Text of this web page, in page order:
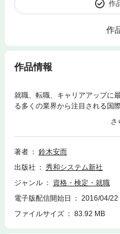
作
作
作品情報
就職、転職、キャリアアップに
る多くの業界から注目される国
任者によるPMP（プロジェクト
一発合格への最短教科書です。
く対応し、タスクの要点+ワン
な図解で複雑な概念や難解用語
著者
鈴木安而
出版社
秀和システム新社
ジャンル
資格・検定・就職
電子版配信開始日
2016/04/22
ファイルサイズ
83.92 MB